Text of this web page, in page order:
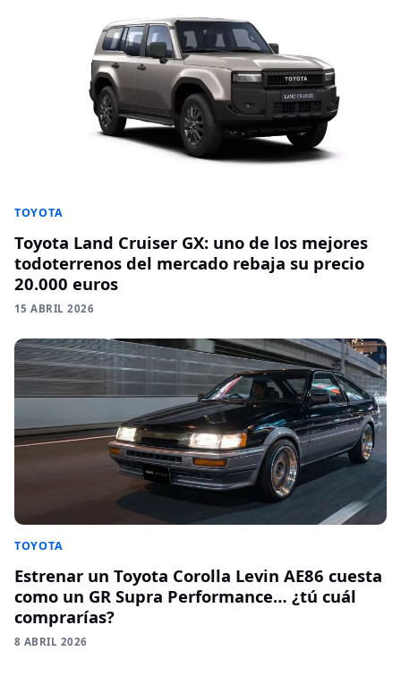
TOYOTA
Toyota Land Cruiser GX: uno de los mejores
todoterrenos del mercado rebaja su precio
20.000 euros
15 ABRIL 2026
TOYOTA
Estrenar un Toyota Corolla Levin AE86 cuesta
como un GR Supra Performance… ¿tú cuál
comprarías?
8 ABRIL 2026